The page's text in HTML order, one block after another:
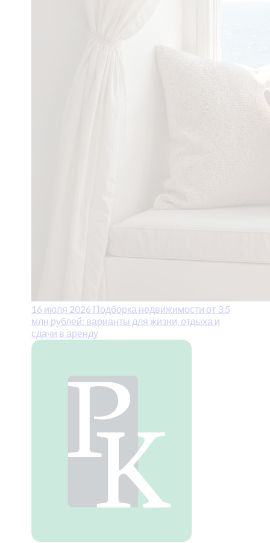
16 июля 2026 Подборка недвижимости от 3.5
млн рублей: варианты для жизни, отдыха и
сдачи в аренду